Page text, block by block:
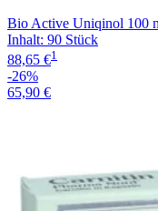
Bio Active Uniqinol 100
Inhalt: 90 Stück
88,65 €1
-26%
65,90 €